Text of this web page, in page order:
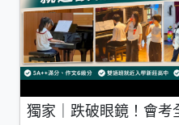
獨家｜跌破眼鏡！會